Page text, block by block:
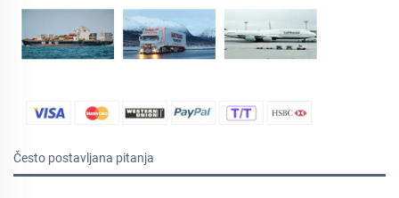
Često postavljana pitanja